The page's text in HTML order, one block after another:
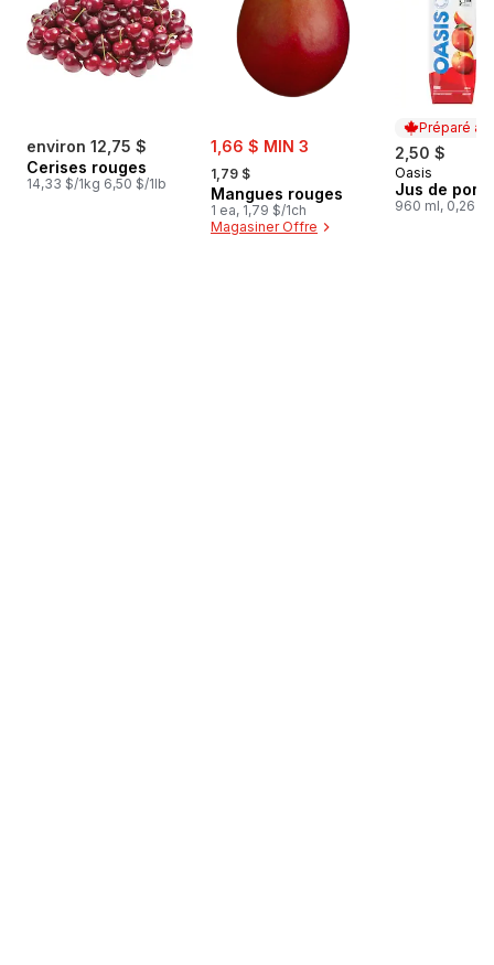
environ 12,75 $
Cerises rouges
14,33 $/1kg 6,50 $/1lb
sale:
1,66 $ MIN 3
, formerly:
1,79 $
Mangues rouges
1 ea, 1,79 $/1ch
Magasiner Offre
Préparé au
2,50 $
Préparé au
Oasis
Jus de
960 ml, 0,26